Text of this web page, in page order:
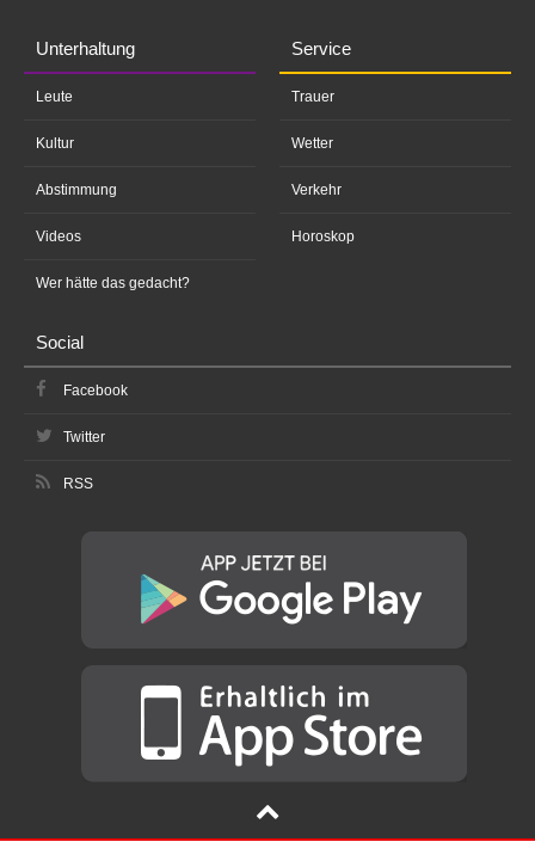
Unterhaltung
Leute
Kultur
Abstimmung
Videos
Wer hätte das gedacht?
Service
Trauer
Wetter
Verkehr
Horoskop
Social
Facebook
Twitter
RSS